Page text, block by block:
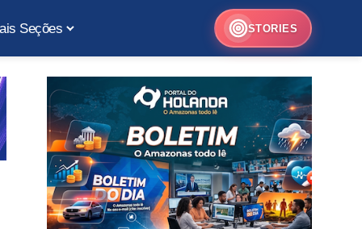
Seções STORIES